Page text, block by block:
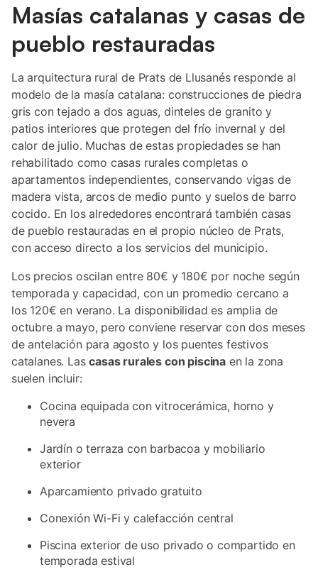
Masías catalanas y casas de
pueblo restauradas
La arquitectura rural de Prats de Llusanés responde al
modelo de la masía catalana: construcciones de piedra
gris con tejado a dos aguas, dinteles de granito y
patios interiores que protegen del frío invernal y del
calor de julio. Muchas de estas propiedades se han
rehabilitado como casas rurales completas o
apartamentos independientes, conservando vigas de
madera vista, arcos de medio punto y suelos de barro
cocido. En los alrededores encontrará también casas
de pueblo restauradas en el propio núcleo de Prats,
con acceso directo a los servicios del municipio.
Los precios oscilan entre 80€ y 180€ por noche según
temporada y capacidad, con un promedio cercano a
los 120€ en verano. La disponibilidad es amplia de
octubre a mayo, pero conviene reservar con dos meses
de antelación para agosto y los puentes festivos
catalanes. Lascasas rurales con piscinaen la zona
suelen incluir:
Cocina equipada con vitrocerámica, horno y
nevera
Jardín o terraza con barbacoa y mobiliario
exterior
Aparcamiento privado gratuito
Conexión Wi-Fi y calefacción central
Piscina exterior de uso privado o compartido en
temporada estival